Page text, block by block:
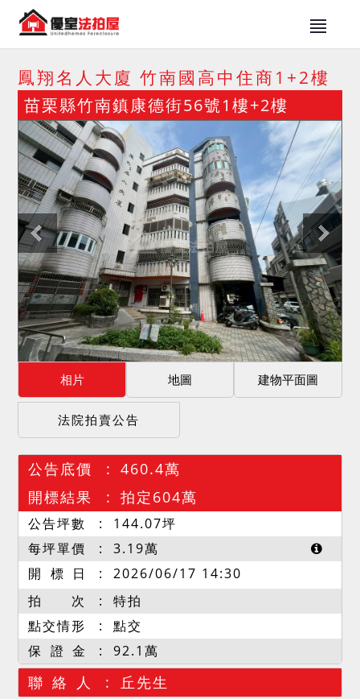
鳳翔名人大廈 竹南國高中住商1+2樓
苗栗縣竹南鎮康德街56號1樓+2樓
相片 地圖 建物平面圖
法院拍賣公告
公告底價
460.4萬
開標結果
拍定604萬
公告坪數 144.07坪
每坪單價
3.19萬
開 標 日
2026/06/17 14:30
拍 次
特拍
點交情形
點交
保 證 金
92.1萬
聯 絡 人 丘先生